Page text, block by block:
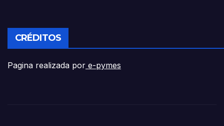
CRÉDITOS
Pagina realizada por e-pymes